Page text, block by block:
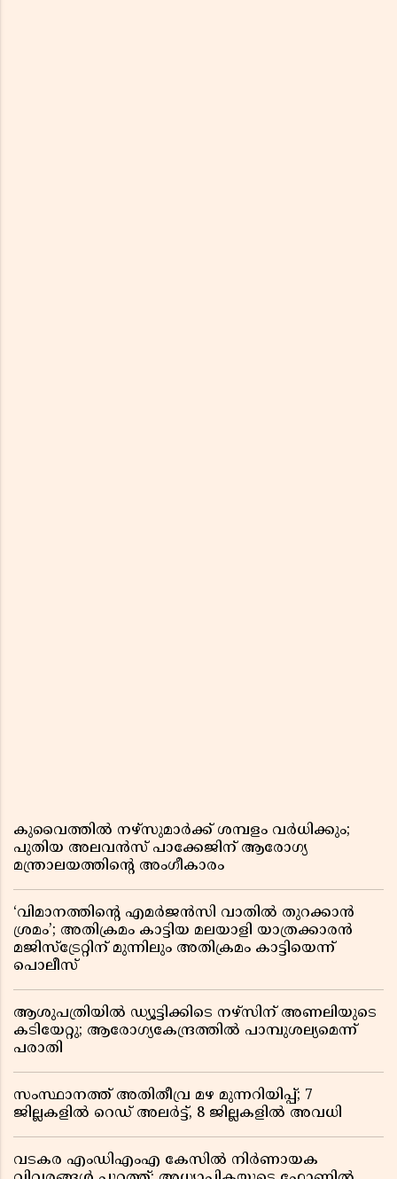
കുവൈത്തിൽ നഴ്‌സുമാർക്ക് ശമ്പളം വർധിക്കും;
പുതിയ അലവൻസ് പാക്കേജിന് ആരോഗ്യ
മന്ത്രാലയത്തിൻ്റെ അംഗീകാരം
‘വിമാനത്തിൻ്റെ എമർജൻസി വാതിൽ തുറക്കാൻ
ശ്രമം’; അതിക്രമം കാട്ടിയ മലയാളി യാത്രക്കാരൻ
മജിസ്ട്രേറ്റിന് മുന്നിലും അതിക്രമം കാട്ടിയെന്ന്
പൊലീസ്
ആശുപത്രിയിൽ ഡ്യൂട്ടിക്കിടെ നഴ്സിന് അണലിയുടെ
കടിയേറ്റു; ആരോഗ്യകേന്ദ്രത്തിൽ പാമ്പുശല്യമെന്ന്
പരാതി
സംസ്ഥാനത്ത് അതിതീവ്ര മഴ മുന്നറിയിപ്പ്; 7
ജില്ലകളിൽ റെഡ് അലർട്ട്, 8 ജില്ലകളിൽ അവധി
വടകര എംഡിഎംഎ കേസിൽ നിർണായക